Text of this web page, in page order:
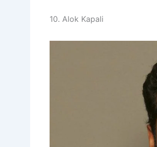
10. Alok Kapali